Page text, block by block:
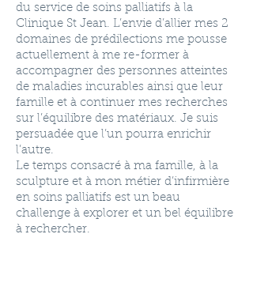
du service de soins palliatifs à la
Clinique St Jean. L’envie d’allier mes 2
domaines de prédilections me pousse
actuellement à me re-former à
accompagner des personnes atteintes
de maladies incurables ainsi que leur
famille et à continuer mes recherches
sur l’équilibre des matériaux. Je suis
persuadée que l’un pourra enrichir
l’autre.
Le temps consacré à ma famille, à la
sculpture et à mon métier d’infirmière
en soins palliatifs est un beau
challenge à explorer et un bel équilibre
à rechercher.